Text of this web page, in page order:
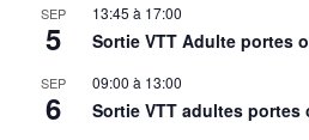
SEP
5
13:45 à 17:00
Sortie VTT Adulte portes
SEP
6
09:00 à 13:00
Sortie VTT adultes portes